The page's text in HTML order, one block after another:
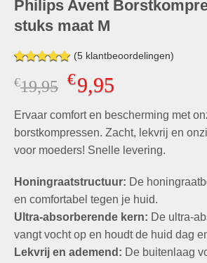
Philips Avent
stuks maat M
Gewaardeerd
5.00op 5
gebaseerd
waarderingen
(5klantbeoordelingen)
€19,95 Oorspronkelijke
prijs
was:
€19,95.
€9,95Huidige
is:
€9,95.
Ervaar comfort en bescherming met
borstkompressen. Zacht, lekvrij en
voor moeders! Snelle levering.
Honingraatstructuur: De
en comfortabel tegen je huid.
Ultra-absorberende kern: De ultra-
vangt vocht op en houdt de huid dag
Lekvrij en ademend: De buitenlaag